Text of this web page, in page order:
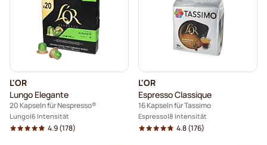
L'OR
Lungo Elegante
20 Kapseln für Nespresso®
Lungo 6 Intensität
4.9(178)
L'OR
Espresso Classique
16 Kapseln für Tassimo
Espresso 8 Intensität
4.8(176)